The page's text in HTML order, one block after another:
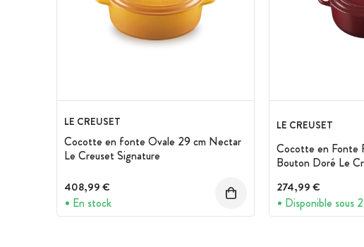
LE CREUSET
Cocotte en fonte Ovale 29 cm Nectar
Le Creuset Signature
408,99 €
En stock
LE CREUSET
Cocotte en Fonte
Bouton Doré Le
274,99 €
Disponible sous